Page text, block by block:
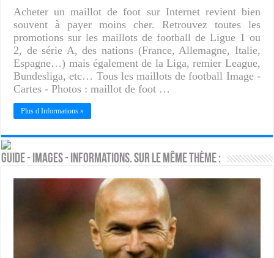
Acheter un maillot de foot sur Internet revient bien
souvent à payer moins cher. Retrouvez toutes les
promotions sur les maillots de football de Ligue 1 ou
2, de série A, des nations (France, Allemagne, Italie,
Espagne…) mais également de la Liga, remier League,
Bundesliga, etc… Tous les maillots de football Image -
Cartes - Photos : maillot de foot …
Plus d Informations »
Guide - Images - Informations. Sur le même thème :